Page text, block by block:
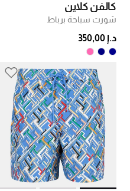
كالفن كلاين
شورت سباحة برباط
د.إ 350,00